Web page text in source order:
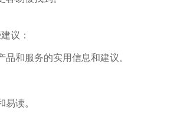
议：
和服务的实用信息和建议。
读。